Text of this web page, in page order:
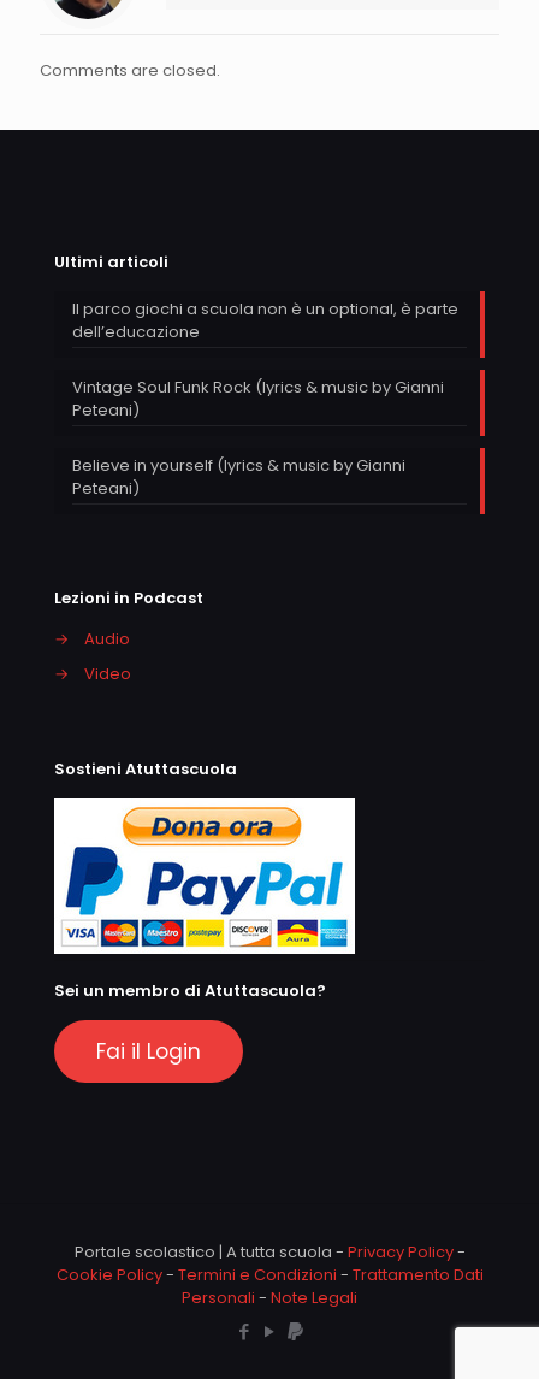
Comments are closed.
Ultimi articoli
Il parco giochi a scuola non è un optional, è parte
dell’educazione
Vintage Soul Funk Rock (lyrics & music by Gianni
Peteani)
Believe in yourself (lyrics & music by Gianni
Peteani)
Lezioni in Podcast
→
Audio
→
Video
Sostieni Atuttascuola
Sei un membro di Atuttascuola?
Fai il Login
Portale scolastico | A tutta scuola - Privacy Policy-
Cookie Policy- Termini e Condizioni - Trattamento Dati
Personali - Note Legali